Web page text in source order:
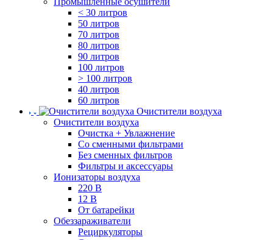
< 30 литров
50 литров
70 литров
80 литров
90 литров
100 литров
> 100 литров
40 литров
60 литров
Очистители воздуха
Очистители воздуха
Очистка + Увлажнение
Cо сменными фильтрами
Без сменных фильтров
Фильтры и аксессуары
Ионизаторы воздуха
220 В
12 В
От батарейки
Обеззараживатели
Рециркуляторы